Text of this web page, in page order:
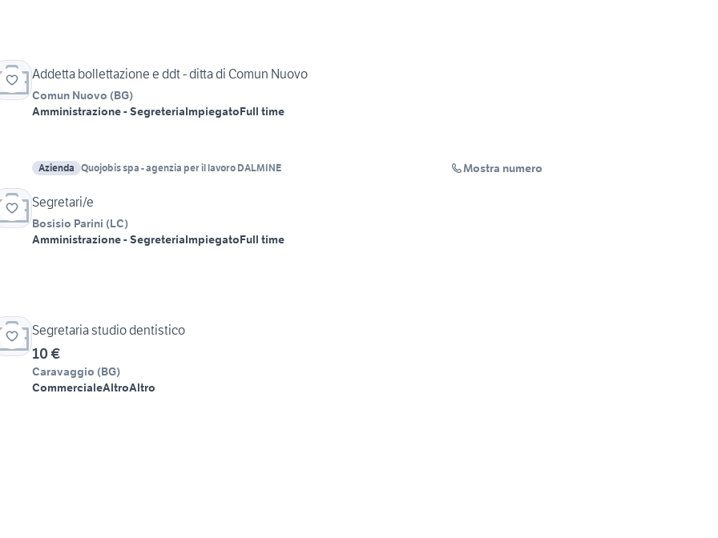
Addetta bollettazione e ddt - ditta di Comun Nuovo
Comun Nuovo (BG)
Amministrazione - SegreteriaImpiegatoFull time
Azienda Quojobis spa - agenzia per il lavoro DALMINE Mostra numero
Segretari/e
Bosisio Parini (LC)
Amministrazione - SegreteriaImpiegatoFull time
Segretaria studio dentistico
10 €
Caravaggio (BG)
CommercialeAltroAltro